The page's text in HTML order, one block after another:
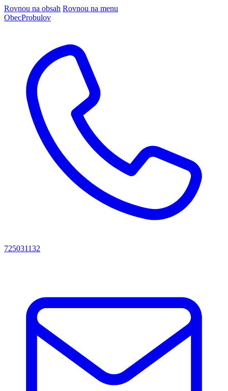
Rovnou na obsah Rovnou na menu
ObecProbulov
725031132